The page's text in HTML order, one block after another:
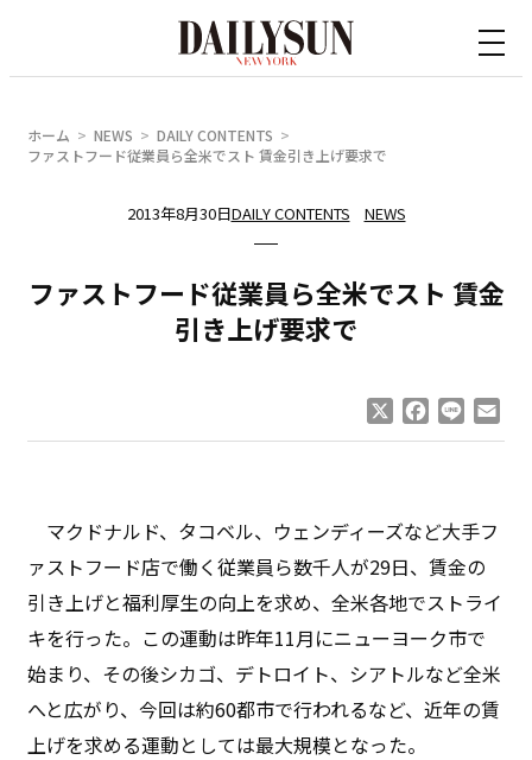
ホーム NEWS
DAILY CONTENTS
ファストフード従業員ら全米でスト 賃金引き上げ要求で
2013年8月30日DAILY CONTENTS NEWS
ファストフード従業員ら全米でスト 賃金
引き上げ要求で
Facebook
Line
マクドナルド、タコベル、ウェンディーズなど大手フ
ァストフード店で働く従業員ら数千人が29日、賃金の
引き上げと福利厚生の向上を求め、全米各地でストライ
キを行った。この運動は昨年11月にニューヨーク市で
始まり、その後シカゴ、デトロイト、シアトルなど全米
へと広がり、今回は約60都市で行われるなど、近年の賃
上げを求める運動としては最大規模となった。